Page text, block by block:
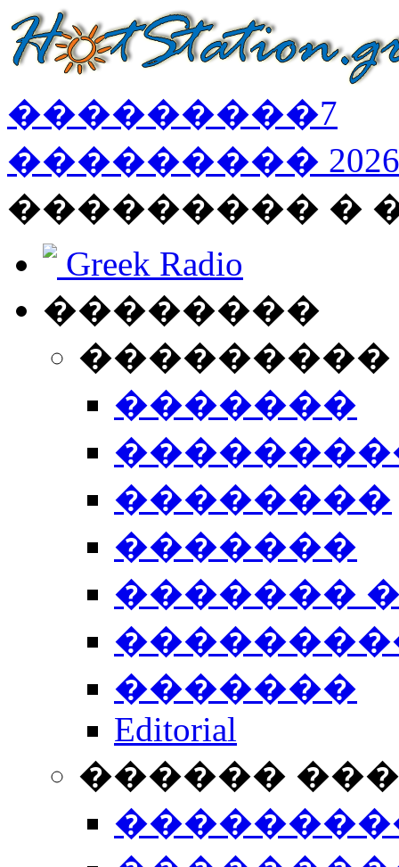
���������7
��������� 2026
��������� �
Greek Radio
��������
�������
��������
�������
�������
�������
Editorial
������